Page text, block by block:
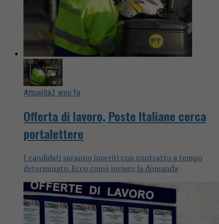
Attualità3 anni fa
Offerta di lavoro, Poste Italiane cerca
portalettere
I candidati saranno inseriti con contratto a tempo
determinato. Ecco come inviare la domanda